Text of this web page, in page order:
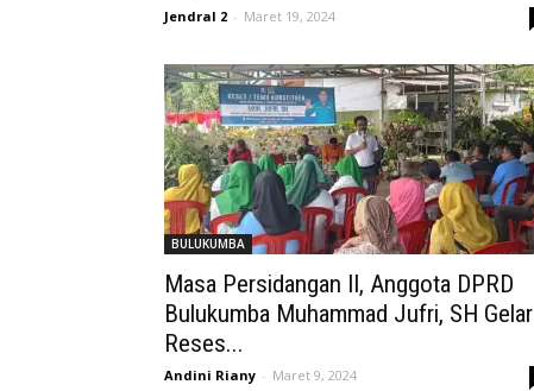
Jendral 2 - Maret 19, 2024
BULUKUMBA
Masa Persidangan II, Anggota DPRD
Bulukumba Muhammad Jufri, SH Gelar
Reses...
Andini Riany - Maret 9, 2024